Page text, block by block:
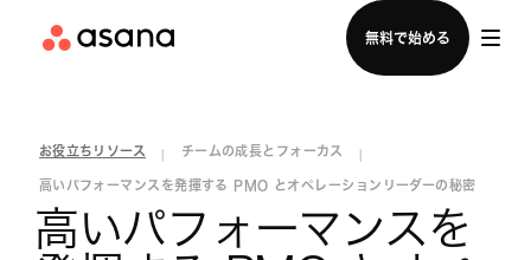
無料で始める
セールスチームに問い合わせる
お役立ちリソース チームの成長とフォーカス
高いパフォーマンスを発揮する PMO とオペレーションリーダーの秘密
高いパフォーマンスを